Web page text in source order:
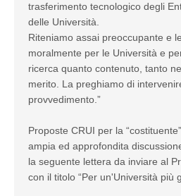
trasferimento tecnologico degli
delle Università.
Riteniamo assai preoccupante e
moralmente per le Università e
ricerca quanto contenuto, tanto
merito. La preghiamo di
provvedimento.”
Proposte CRUI per la
ampia ed approfondita
la seguente lettera da inviare al
con il titolo “Per un'Università più